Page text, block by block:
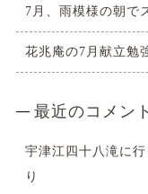
7月、雨模様の朝で
花兆庵の7月献立勉
最近のコメント
宇津江四十八滝に
り